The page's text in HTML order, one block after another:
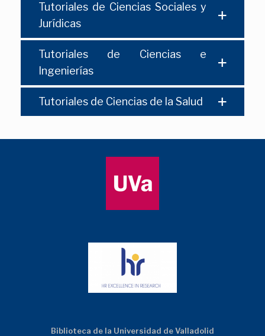
Tutoriales de Ciencias Sociales y
Jurídicas
Tutoriales de Ciencias e
Ingenierías
Tutoriales de Ciencias de la Salud
Biblioteca de la Universidad de Valladolid